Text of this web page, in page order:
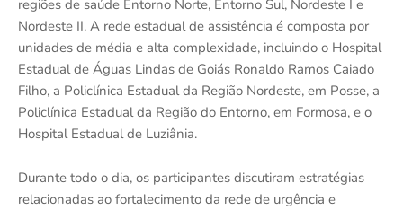
regiões de saúde Entorno Norte, Entorno Sul, Nordeste I e
Nordeste II. A rede estadual de assistência é composta por
unidades de média e alta complexidade, incluindo o Hospital
Estadual de Águas Lindas de Goiás Ronaldo Ramos Caiado
Filho, a Policlínica Estadual da Região Nordeste, em Posse, a
Policlínica Estadual da Região do Entorno, em Formosa, e o
Hospital Estadual de Luziânia.
Durante todo o dia, os participantes discutiram estratégias
relacionadas ao fortalecimento da rede de urgência e